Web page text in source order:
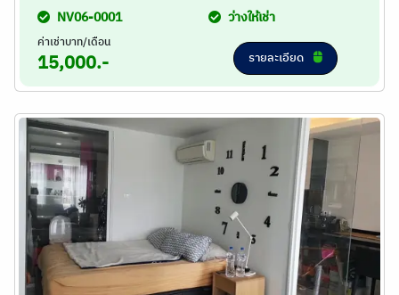
NV06-0001 ว่างให้เช่า
ค่าเช่าบาท/เดือน
15,000.- รายละเอียด